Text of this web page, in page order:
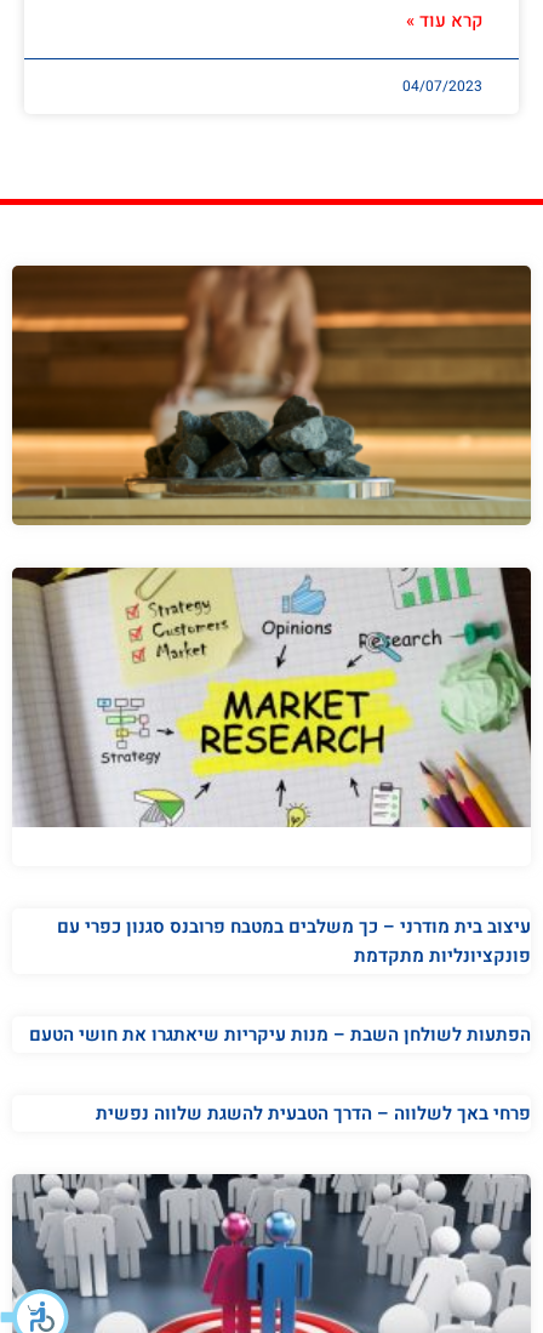
קרא עוד »
04/07/2023
עיצוב בית מודרני – כך משלבים במטבח פרובנס סגנון כפרי עם
פונקציונליות מתקדמת
הפתעות לשולחן השבת – מנות עיקריות שיאתגרו את חושי הטעם
פרחי באך לשלווה – הדרך הטבעית להשגת שלווה נפשית